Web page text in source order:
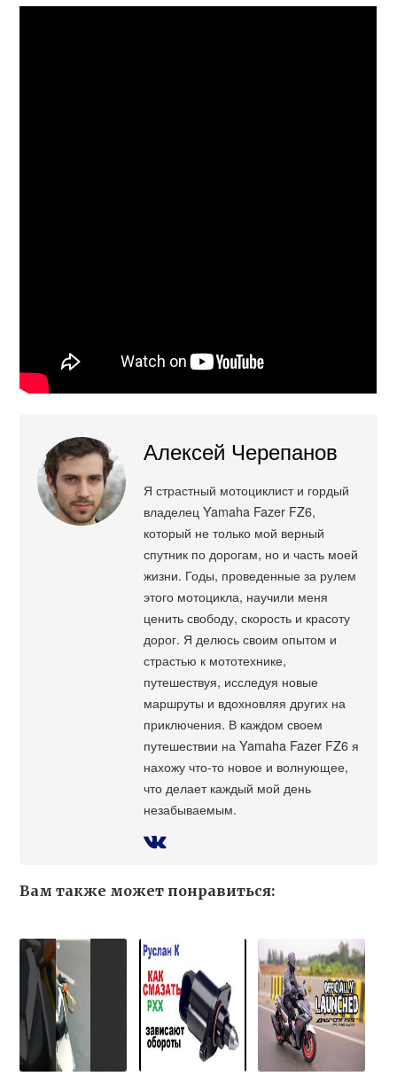
Алексей Черепанов
Я страстный мотоциклист и гордый
владелец Yamaha Fazer FZ6,
который не только мой верный
спутник по дорогам, но и часть моей
жизни. Годы, проведенные за рулем
этого мотоцикла, научили меня
ценить свободу, скорость и красоту
дорог. Я делюсь своим опытом и
страстью к мототехнике,
путешествуя, исследуя новые
маршруты и вдохновляя других на
приключения. В каждом своем
путешествии на Yamaha Fazer FZ6 я
нахожу что-то новое и волнующее,
что делает каждый мой день
незабываемым.
Вам также может понравиться: